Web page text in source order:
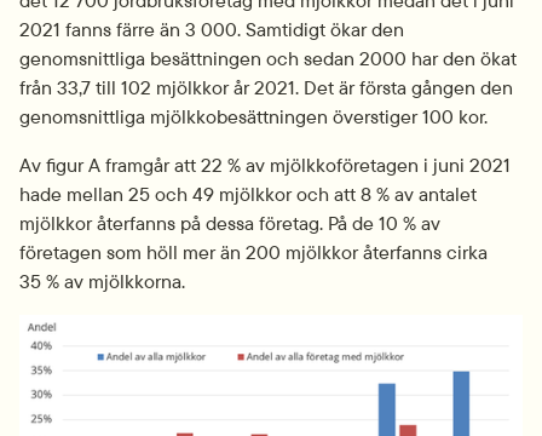
2021 fanns färre än 3 000. Samtidigt ökar den
genomsnittliga besättningen och sedan 2000 har den ökat
från 33,7 till 102 mjölkkor år 2021. Det är första gången den
genomsnittliga mjölkkobesättningen överstiger 100 kor.
Av figur A framgår att 22 % av mjölkkoföretagen i juni 2021
hade mellan 25 och 49 mjölkkor och att 8 % av antalet
mjölkkor återfanns på dessa företag. På de 10 % av
företagen som höll mer än 200 mjölkkor återfanns cirka
35 % av mjölkkorna.